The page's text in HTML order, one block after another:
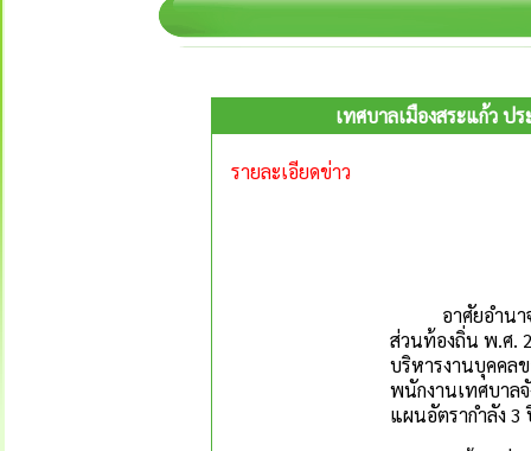
เทศบาลเมืองสระแก้ว ป
รายละเอียดข่าว
อาศัยอำนาจต
ส่วนท้องถิ่น พ.ศ.
บริหารงานบุคคล
พนักงานเทศบาล
แผนอัตรากำลัง 3